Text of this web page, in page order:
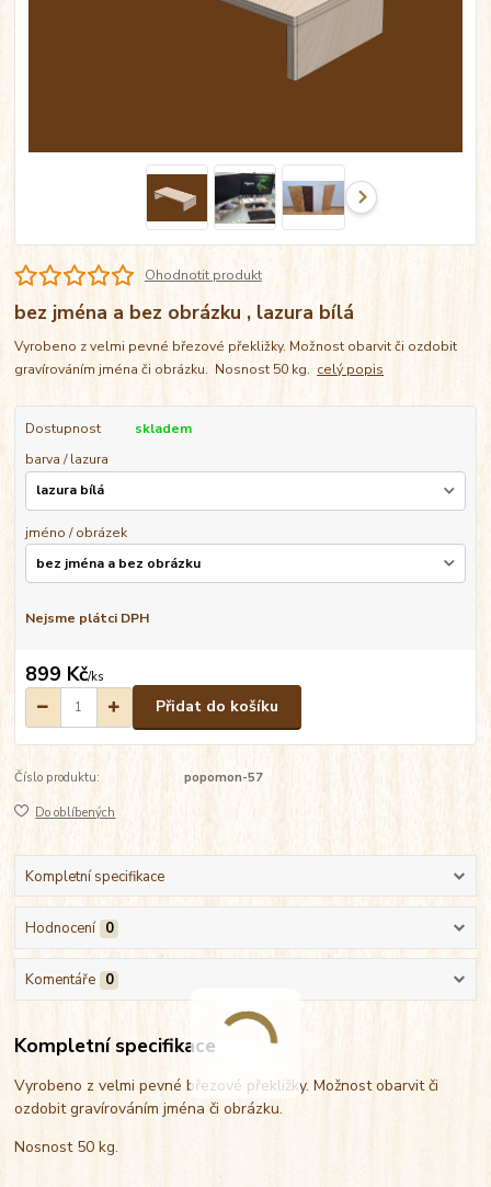
Ohodnotit produkt
bez jména a bez obrázku , lazura bílá
Vyrobeno z velmi pevné březové překližky. Možnost obarvit či ozdobit
gravírováním jména či obrázku. Nosnost 50 kg. celý popis
Dostupnost
skladem
barva / lazura
jméno / obrázek
Nejsme plátci DPH
899 Kč/ks
Přidat do košíku
Číslo produktu: popomon-57
Do oblíbených
Kompletní specifikace
Hodnocení 0
Komentáře 0
Kompletní specifikace
Vyrobeno z velmi pevné březové překližky. Možnost obarvit či
ozdobit gravírováním jména či obrázku.
Nosnost 50 kg.